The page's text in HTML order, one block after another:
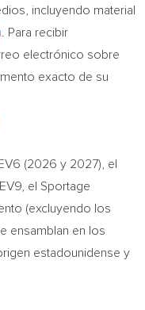
incluyendo material
. Para recibir
electrónico sobre
exacto de su
(2026 y 2027), el
el Sportage
(excluyendo los
ensamblan en los
estadounidense y